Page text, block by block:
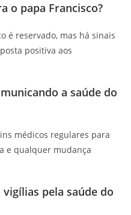
o papa Francisco?
é reservado, mas há sinais
positiva aos
a saúde do
médicos regulares para
e qualquer mudança
pela saúde do